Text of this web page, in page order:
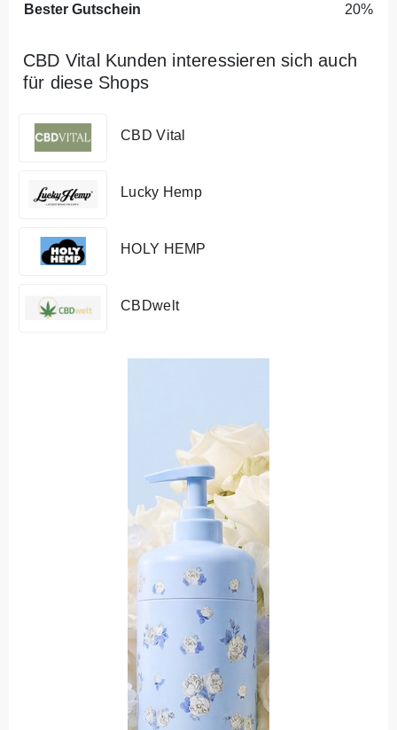
Bester Gutschein
20%
CBD Vital Kunden interessieren sich auch
für diese Shops
CBD Vital
Lucky Hemp
HOLY HEMP
CBDwelt